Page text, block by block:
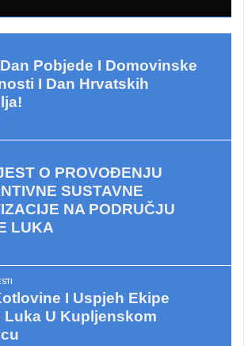
Pobjede I Domovinske
I Dan Hrvatskih
O PROVOĐENJU
SUSTAVNE
NA PODRUČJU
LUKA
I Uspjeh Ekipe
Luka U Kupljenskom